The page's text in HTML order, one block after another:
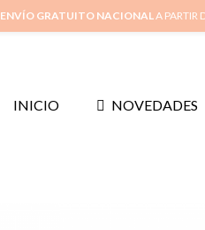
INICIO NOVEDADES
ENVÍO GRATUITO NACIONALA PARTIR